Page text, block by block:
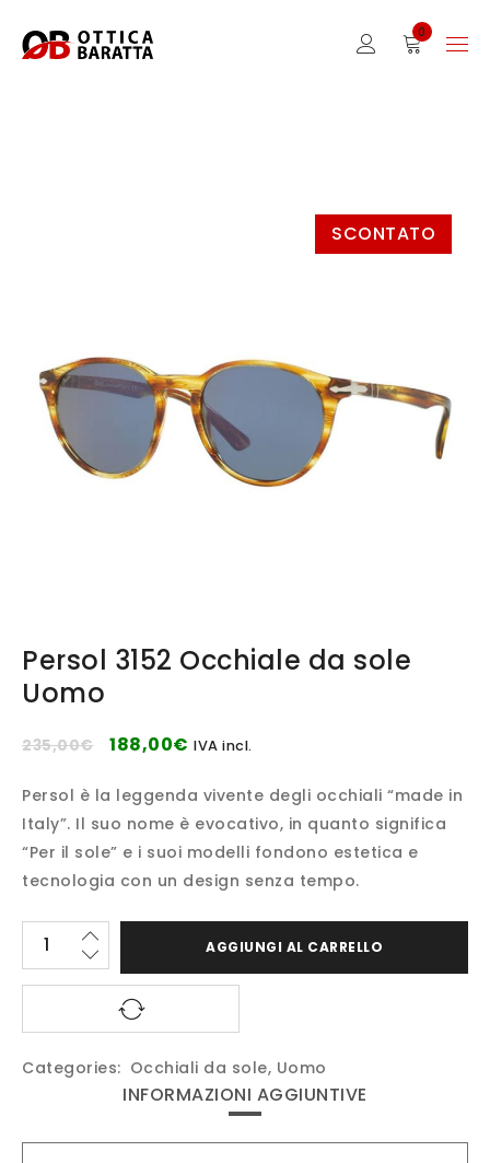
0
SCONTATO
Persol 3152 Occhiale da sole
Uomo
235,00€ 188,00€ IVA incl.
Persol è la leggenda vivente degli occhiali “made in
Italy”. Il suo nome è evocativo, in quanto significa
“Per il sole” e i suoi modelli fondono estetica e
tecnologia con un design senza tempo.
AGGIUNGI AL CARRELLO
Categories: Occhiali da sole, Uomo
INFORMAZIONI AGGIUNTIVE